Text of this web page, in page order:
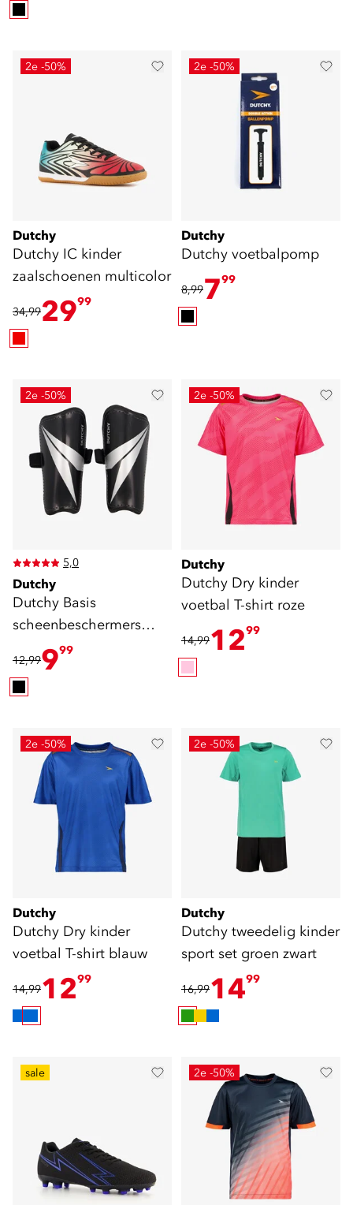
2e -50%
Dutchy
Dutchy IC kinder
zaalschoenen multicolor
34,992999
2e -50%
Dutchy
Dutchy voetbalpomp
8,99799
2e -50%
5,0
Dutchy
Dutchy Basis
scheenbeschermers
zwart
12,99999
2e -50%
Dutchy
Dutchy Dry kinder
voetbal T-shirt roze
14,991299
2e -50%
Dutchy
Dutchy Dry kinder
voetbal T-shirt blauw
14,991299
2e -50%
Dutchy
Dutchy tweedelig kinder
sport set groen zwart
16,991499
sale 2e -50%